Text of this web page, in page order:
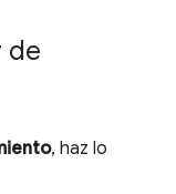
de
, haz lo